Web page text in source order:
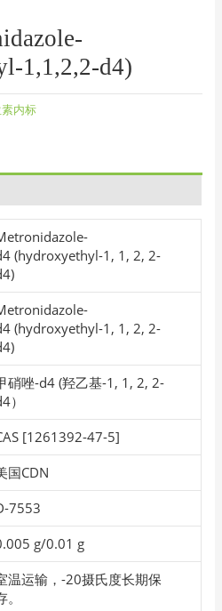
1,1,2,2-d4)
内标
(hydroxyethyl-1, 1, 2, 2-
(hydroxyethyl-1, 1, 2, 2-
硝唑-d4 (羟乙基-1, 1, 2, 2-
）
[1261392-47-5]
国CDN
7553
g/0.01 g
温运输，-20摄氏度长期保
。